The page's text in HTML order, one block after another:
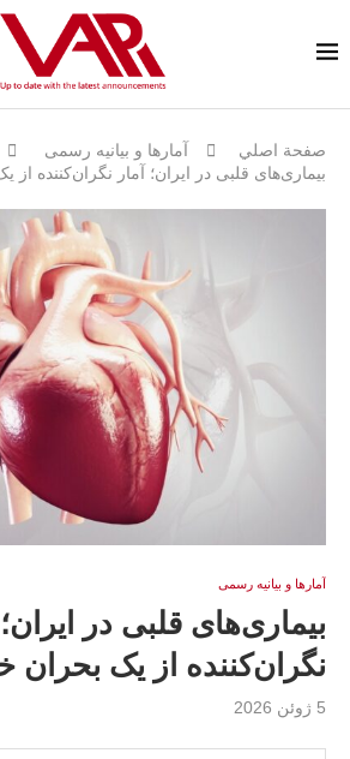
صفحة اصلي
آمارها و بيانيه رسمى
بیماری‌های قلبی در ایران؛ آمار نگران‌کننده
آمارها و بيانيه رسمى
بیماری‌های قلبی در ایران؛
نگران‌کننده از یک
5 ژوئن 2026